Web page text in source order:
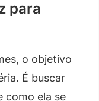
para
o objetivo
É buscar
como ela se